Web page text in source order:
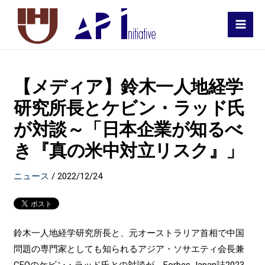
【メディア】鈴木一人地経学
研究所長とケビン・ラッド氏
が対談～「日本企業が知るべ
き『真の米中対立リスク』」
ニュース /2022/12/24
鈴木一人地経学研究所長と、元オーストラリア首相で中国
問題の専門家としても知られるアジア・ソサエティ会長兼